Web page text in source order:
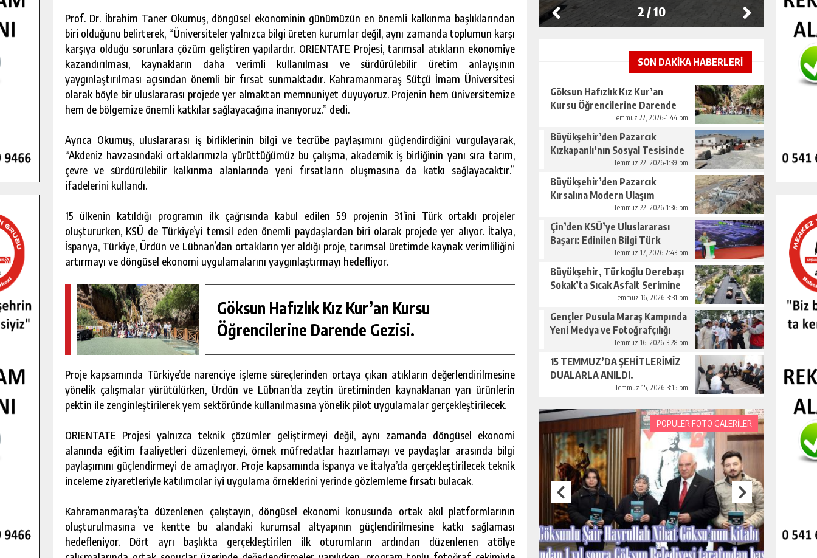
Prof. Dr. İbrahim Taner Okumuş, döngüsel ekonominin günümüzün en önemli kalkınma başlıklarından
biri olduğunu belirterek, “Üniversiteler yalnızca bilgi üreten kurumlar değil, aynı zamanda toplumun karşı
karşıya olduğu sorunlara çözüm geliştiren yapılardır. ORIENTATE Projesi, tarımsal atıkların ekonomiye
kazandırılması, kaynakların daha verimli kullanılması ve sürdürülebilir üretim anlayışının
yaygınlaştırılması açısından önemli bir fırsat sunmaktadır. Kahramanmaraş Sütçü İmam Üniversitesi
olarak böyle bir uluslararası projede yer almaktan memnuniyet duyuyoruz. Projenin hem üniversitemize
hem de bölgemize önemli katkılar sağlayacağına inanıyoruz.” dedi.
Ayrıca Okumuş, uluslararası iş birliklerinin bilgi ve tecrübe paylaşımını güçlendirdiğini vurgulayarak,
“Akdeniz havzasındaki ortaklarımızla yürüttüğümüz bu çalışma, akademik iş birliğinin yanı sıra tarım,
çevre ve sürdürülebilir kalkınma alanlarında yeni fırsatların oluşmasına da katkı sağlayacaktır.”
ifadelerini kullandı.
15 ülkenin katıldığı programın ilk çağrısında kabul edilen 59 projenin 31’ini Türk ortaklı projeler
oluştururken, KSÜ de Türkiye’yi temsil eden önemli paydaşlardan biri olarak projede yer alıyor. İtalya,
İspanya, Türkiye, Ürdün ve Lübnan’dan ortakların yer aldığı proje, tarımsal üretimde kaynak verimliliğini
artırmayı ve döngüsel ekonomi uygulamalarını yaygınlaştırmayı hedefliyor.
Göksun Hafızlık Kız Kur’an Kursu
Öğrencilerine Darende Gezisi.
Proje kapsamında Türkiye’de narenciye işleme süreçlerinden ortaya çıkan atıkların değerlendirilmesine
yönelik çalışmalar yürütülürken, Ürdün ve Lübnan’da zeytin üretiminden kaynaklanan yan ürünlerin
pektin ile zenginleştirilerek yem sektöründe kullanılmasına yönelik pilot uygulamalar gerçekleştirilecek.
ORIENTATE Projesi yalnızca teknik çözümler geliştirmeyi değil, aynı zamanda döngüsel ekonomi
alanında eğitim faaliyetleri düzenlemeyi, örnek müfredatlar hazırlamayı ve paydaşlar arasında bilgi
paylaşımını güçlendirmeyi de amaçlıyor. Proje kapsamında İspanya ve İtalya’da gerçekleştirilecek teknik
inceleme ziyaretleriyle katılımcılar iyi uygulama örneklerini yerinde gözlemleme fırsatı bulacak.
Kahramanmaraş’ta düzenlenen çalıştayın, döngüsel ekonomi konusunda ortak akıl platformlarının
oluşturulmasına ve kentte bu alandaki kurumsal altyapının güçlendirilmesine katkı sağlaması
hedefleniyor. Dört ayrı başlıkta gerçekleştirilen ilk oturumların ardından düzenlenen atölye
2 /10
SON DAKİKA HABERLERİ
Göksun Hafızlık Kız Kur’an
Kursu Öğrencilerine Darende
Temmuz 22, 2026-1:44 pm
Büyükşehir’den Pazarcık
Kızkapanlı’nın Sosyal Tesisinde
Çevre Düzenlemesi.Temmuz 22, 2026-1:39 pm
Büyükşehir’den Pazarcık
Kırsalına Modern Ulaşım
Temmuz 22, 2026-1:36 pm
Çin’den KSÜ’ye Uluslararası
Başarı: Edinilen Bilgi Türk
Tarımına Katkı Sağlayacak.
Temmuz 17, 2026-2:43 pm
Büyükşehir, Türkoğlu Derebaşı
Sokak’ta Sıcak Asfalt Serimine
Temmuz 16, 2026-3:31 pm
Gençler Pusula Maraş Kampında
Yeni Medya ve Fotoğrafçılığı
Temmuz 16, 2026-3:28 pm
15 TEMMUZ’DA ŞEHİTLERİMİZ
DUALARLA ANILDI.
Temmuz 15, 2026-3:15 pm
POPÜLER FOTO GALERİLER